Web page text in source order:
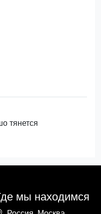
тянется
мы находимся